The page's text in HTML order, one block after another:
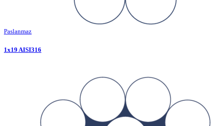
Paslanmaz
1x19 AISI316